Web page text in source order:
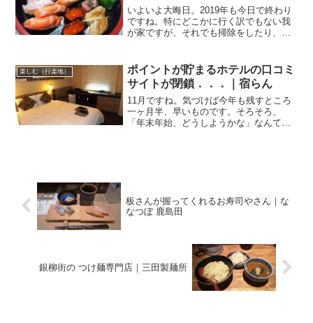
いよいよ大晦日。2019年も今日で終わり
ですね。特にどこかに行く訳でもない我
が家ですが、それでも掃除をしたり、買
集まったり、近所のご家族と会食した
り．．．そんなときに...
楽しむ（行楽地）
ポイントが貯まるホテルの口コミ
サイトが閉鎖．．．｜宿らん
11月ですね。気づけば今年も残すところ
一ヶ月半、早いものです。そろそろ、
「年末年始、どうしようかな」なんて考
板さんが握ってくれるお寿司やさん｜な
なつぼ 鹿島田
銀柳街の つけ麺専門店｜三田製麺所